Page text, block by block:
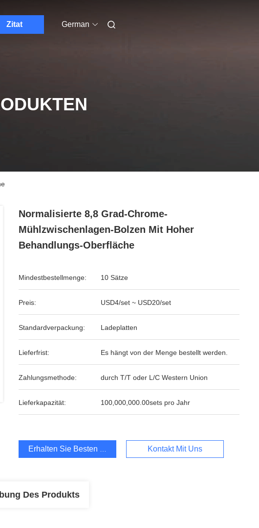
Zitat German
Normalisierte 8,8 Grad-Chrome-
Mühlzwischenlagen-Bolzen Mit Hoher
Behandlungs-Oberfläche
Mindestbestellmenge: 10 Sätze
Preis: USD4/set ~ USD20/set
Standardverpackung: Ladeplatten
Lieferfrist: Es hängt von der Menge bestellt werden.
Zahlungsmethode: durch T/T oder L/C Western Union
Lieferkapazität: 100,000,000.00sets pro Jahr
Erhalten Sie Besten Preis Kontakt Mit Uns
Des Produkts